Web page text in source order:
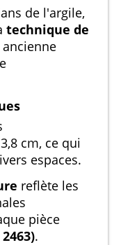
de l'argile,
technique de
cm, ce qui
espaces.
reflète les
pièce
.